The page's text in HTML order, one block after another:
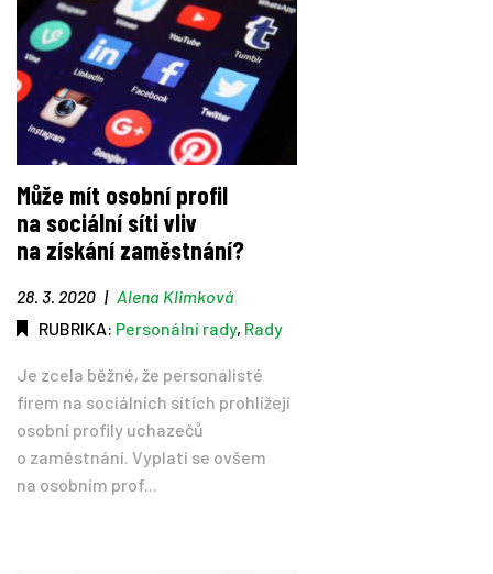
Může mít osobní profil
na sociální síti vliv
na získání zaměstnání?
28. 3. 2020 | Alena Klimková
RUBRIKA: Personální rady, Rady
Je zcela běžné, že personalisté
firem na sociálních sítích prohlížejí
osobní profily uchazečů
o zaměstnání. Vyplatí se ovšem
na osobním prof...